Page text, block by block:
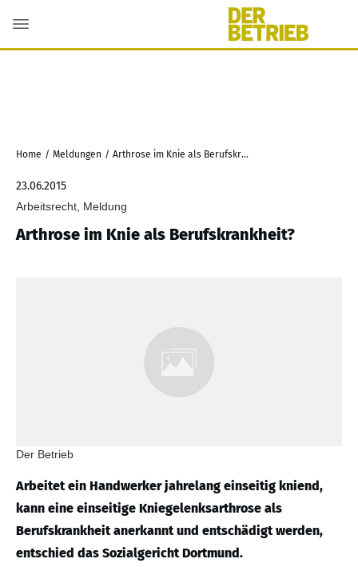
Home / Meldungen / Arthrose im Knie als Berufskrankheit?
23.06.2015
Arbeitsrecht, Meldung
Arthrose im Knie als Berufskrankheit?
Der Betrieb
Arbeitet ein Handwerker jahrelang einseitig kniend,
kann eine einseitige Kniegelenksarthrose als
Berufskrankheit anerkannt und entschädigt werden,
entschied das Sozialgericht Dortmund.